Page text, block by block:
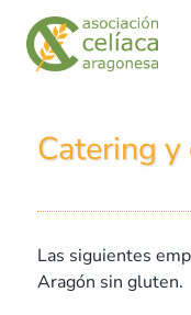
Catering
Las siguientes
Aragón sin gluten.